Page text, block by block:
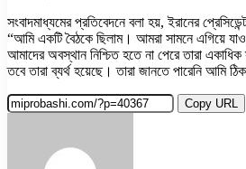
সংবাদমাধ্যমের প্রতিবেদনে বলা হয়, ইরানের
“আমি একটি বৈঠকে ছিলাম। আমরা সামনে এগিয়ে
আমাদের অবস্থান নিশ্চিত হতে না পেরে তারা একাধিক
তবে তারা ব্যর্থ হয়েছে। তারা জানতে পারেনি আমি
Copy URL